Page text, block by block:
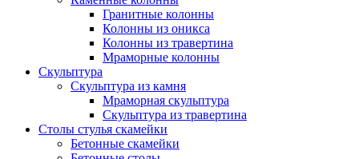
Гранитные колонны
Колонны из оникса
Колонны из травертина
Мраморные колонны
Скульптура
Скульптура из камня
Мраморная скульптура
Скульптура из травертина
Столы стулья скамейки
Бетонные скамейки